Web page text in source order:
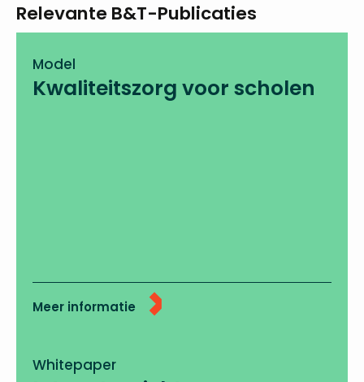
Relevante B&T-Publicaties
Model
Kwaliteitszorg voor scholen
Meer informatie
Whitepaper